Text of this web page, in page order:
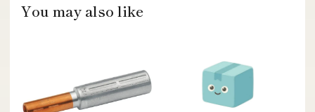
You may also like